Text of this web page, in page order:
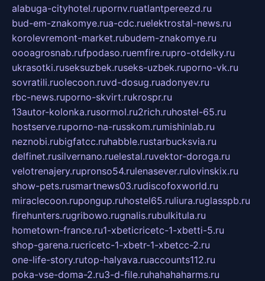
alabuga-cityhotel.rupornv.ruatlantpereezd.ru
bud-em-znakomye.rua-cdc.ruelektrostal-news.ru
korolevremont-market.rubudem-znakomye.ru
oooagrosnab.rufpodaso.ruemfire.rupro-otdelky.ru
ukrasotki.ruseksuzbek.ruseks-uzbek.ruporno-vk.ru
sovratili.ruolecoon.ruvd-dosug.ruadonyev.ru
rbc-news.ruporno-skvirt.rukrospr.ru
13autor-kolonka.rusormol.ru2rich.ruhostel-65.ru
hostserve.ruporno-na-russkom.rumishinlab.ru
neznobi.rubigfatcc.ruhabble.rustarbucksvia.ru
delfinet.rusilvernano.ruelestal.ruvektor-doroga.ru
velotrenajery.rupronso54.rulenasever.rulovinskix.ru
show-pets.rusmartnews03.rudiscofoxworld.ru
miraclecoon.rupongup.ruhostel65.ruliura.ruglasspb.ru
firehunters.rugribowo.rugnalis.rubulkitula.ru
hometown-france.ru1-xbeticricetc-1-xbetti-5.ru
shop-garena.rucricetc-1-xbetr-1-xbetcc-2.ru
one-life-story.rutop-halyava.ruaccounts112.ru
poka-vse-doma-2.ru3-d-file.ruhahahaharms.ru